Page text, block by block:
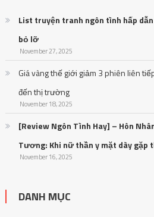
List truyện tranh ngôn tình hấp
bỏ lỡ
November 27, 2025
Giá vàng thế giới giảm 3 phiên liên
đến thị trường
November 18, 2025
[Review Ngôn Tình Hay] – Hôn
Tương: Khi nữ thần y mặt dày gặp
November 16, 2025
DANH MỤC